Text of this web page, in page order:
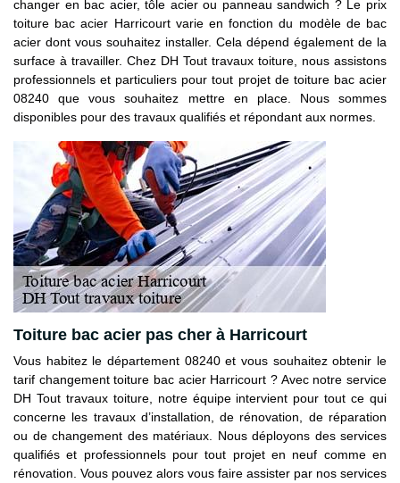
changer en bac acier, tôle acier ou panneau sandwich ? Le prix
toiture bac acier Harricourt varie en fonction du modèle de bac
acier dont vous souhaitez installer. Cela dépend également de la
surface à travailler. Chez DH Tout travaux toiture, nous assistons
professionnels et particuliers pour tout projet de toiture bac acier
08240 que vous souhaitez mettre en place. Nous sommes
disponibles pour des travaux qualifiés et répondant aux normes.
Toiture bac acier pas cher à Harricourt
Vous habitez le département 08240 et vous souhaitez obtenir le
tarif changement toiture bac acier Harricourt ? Avec notre service
DH Tout travaux toiture, notre équipe intervient pour tout ce qui
concerne les travaux d’installation, de rénovation, de réparation
ou de changement des matériaux. Nous déployons des services
qualifiés et professionnels pour tout projet en neuf comme en
rénovation. Vous pouvez alors vous faire assister par nos services